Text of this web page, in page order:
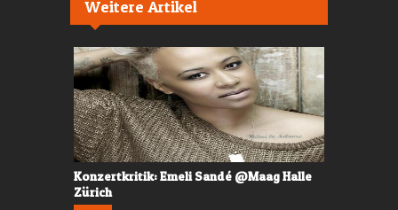
Weitere Artikel
Konzertkritik: Emeli Sandé @Maag Halle
Zürich